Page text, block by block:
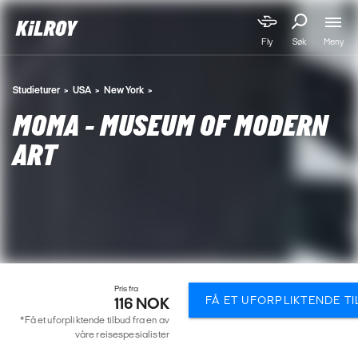
Fly Søk Meny
Studieturer USA New York
MOMA - MUSEUM OF MODERN
ART
Pris fra
116 NOK
*Få et uforpliktende tilbud fra en av
våre reisespesialister
FÅ ET UFORPLIKTENDE